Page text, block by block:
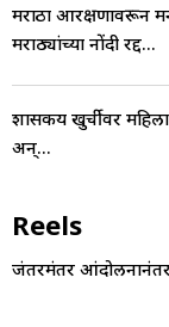
मराठा आरक्षणावरून
मराठ्यांच्या नोंदी रद्द...
शासकीय खुर्चीवर
अन्...
Reels
जंतरमंतर आंदोलनानंतर